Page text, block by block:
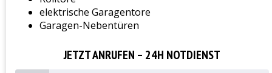
elektrische Garagentore
Garagen-Nebentüren
JETZT ANRUFEN – 24H NOTDIENST